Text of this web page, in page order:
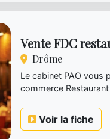
Vente FDC
Drôme
Le cabinet PAO vous
commerce
Voir la fiche